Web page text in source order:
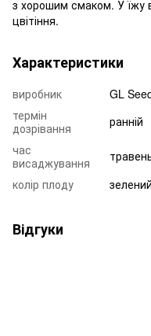
з хорошим смаком. У їжу
цвітіння.
Характеристики
виробник
GL
термін
дозрівання
ранній
час
висаджування
колір плоду
зелений
Відгуки